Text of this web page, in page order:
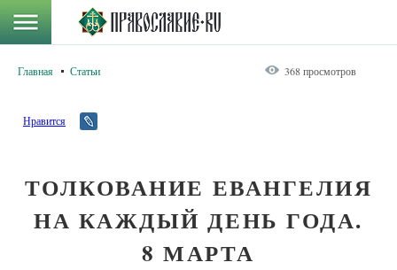
Главная Статьи 368 просмотров
Нравится
ТОЛКОВАНИЕ ЕВАНГЕЛИЯ
НА КАЖДЫЙ ДЕНЬ ГОДА.
8 МАРТА